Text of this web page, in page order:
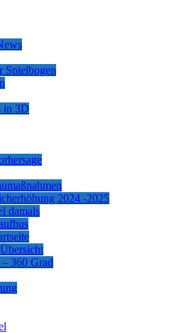
Spielbogen
in 3D
2024 -2025
damals
360 Grad